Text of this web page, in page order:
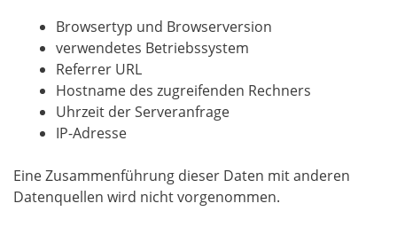
Brow­ser­typ und Browserversion
ver­wen­de­tes Betriebssystem
Refer­rer URL
Host­na­me des zugrei­fen­den Rechners
Uhr­zeit der Serveranfrage
IP-Adres­se
Eine Zusam­men­füh­rung die­ser Daten mit ande­ren
Daten­quel­len wird nicht vorgenommen.